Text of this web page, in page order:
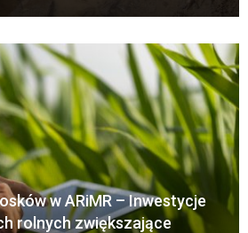
w ARiMR – Inwestycje
rolnych zwiększające